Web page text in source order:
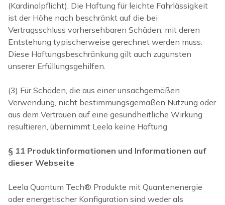
(Kardinalpflicht). Die Haftung für leichte Fahrlässigkeit
ist der Höhe nach beschränkt auf die bei
Vertragsschluss vorhersehbaren Schäden, mit deren
Entstehung typischerweise gerechnet werden muss.
Diese Haftungsbeschränkung gilt auch zugunsten
unserer Erfüllungsgehilfen.
(3) Für Schäden, die aus einer unsachgemäßen
Verwendung, nicht bestimmungsgemäßen Nutzung oder
aus dem Vertrauen auf eine gesundheitliche Wirkung
resultieren, übernimmt Leela keine Haftung
§ 11 Produktinformationen und Informationen auf
dieser Webseite
Leela Quantum Tech® Produkte mit Quantenenergie
oder energetischer Konfiguration sind weder als